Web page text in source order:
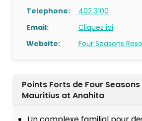
Telephone:
402 3100
Email:
Cliquez ici
Website:
Four Seasons
Points Forts de Four
Mauritius at Anahita